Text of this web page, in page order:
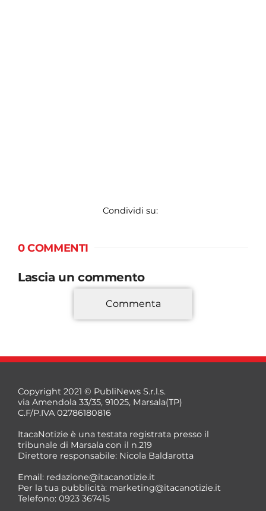
Condividi su:
0 COMMENTI
Lascia un commento
*
*
Commenta
Copyright 2021 © PubliNews S.r.l.s.
via Amendola 33/35, 91025, Marsala(TP)
C.F/P.IVA 02786180816
ItacaNotizie è una testata registrata presso il
tribunale di Marsala con il n.219
Direttore responsabile: Nicola Baldarotta
Email: redazione@itacanotizie.it
Per la tua pubblicità: marketing@itacanotizie.it
Telefono: 0923 367415